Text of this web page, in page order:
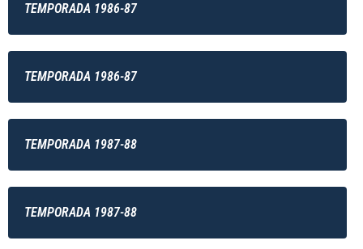
TEMPORADA 1986-87
TEMPORADA 1986-87
TEMPORADA 1987-88
TEMPORADA 1987-88